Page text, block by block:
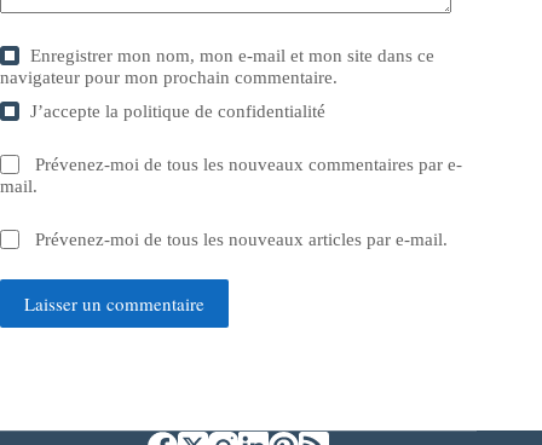
Enregistrer mon nom, mon e-mail et mon site dans ce
navigateur pour mon prochain commentaire.
J’accepte lapolitique de confidentialité
Prévenez-moi de tous les nouveaux commentaires par e-
mail.
Prévenez-moi de tous les nouveaux articles par e-mail.
Laisser un commentaire